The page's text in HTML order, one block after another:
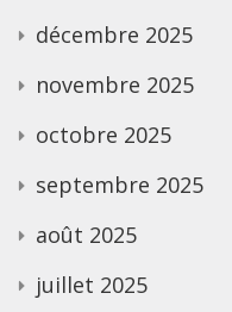
décembre 2025
novembre 2025
octobre 2025
septembre 2025
août 2025
juillet 2025